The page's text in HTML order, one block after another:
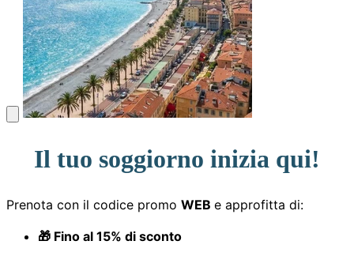
Il tuo soggiorno inizia qui!
Prenota con il codice promo WEB e approfitta di:
🎁 Fino al 15% di sconto